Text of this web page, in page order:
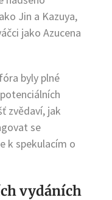
Jin a Kazuya,
jako Azucena
byly plné
zvědaví, jak
se
k spekulacím o
vydáních